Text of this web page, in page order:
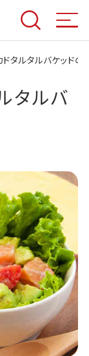
タルタルバケッドの
タルバ